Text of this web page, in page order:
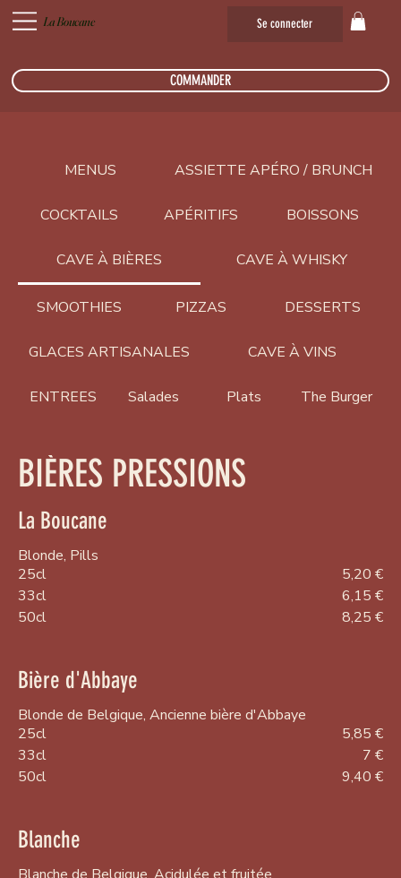
La Boucane
COMMANDER
Se connecter
MENUS ASSIETTE APÉRO / BRUNCH
COCKTAILS APÉRITIFS BOISSONS
CAVE À BIÈRES CAVE À WHISKY
SMOOTHIES PIZZAS DESSERTS
GLACES ARTISANALES CAVE À VINS
ENTREES Salades Plats The Burger
BIÈRES PRESSIONS
La Boucane
Blonde, Pills
25cl
5,20 €
33cl
6,15 €
50cl
8,25 €
Bière d'Abbaye
Blonde de Belgique, Ancienne bière d'Abbaye
25cl
5,85 €
33cl
7 €
50cl
9,40 €
Blanche